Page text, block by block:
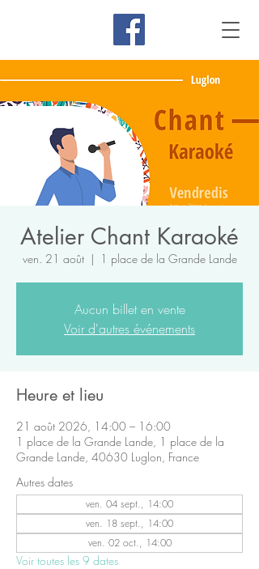
Atelier Chant Karaoké
ven. 21 août
  |
1 place de la Grande Lande
Aucun billet en vente
Voir d'autres événements
Heure et lieu
21 août 2026, 14:00 – 16:00
1 place de la Grande Lande, 1 place de la
Grande Lande, 40630 Luglon, France
Autres dates
ven. 04 sept., 14:00
ven. 18 sept., 14:00
ven. 02 oct., 14:00
Voir toutes les 9 dates